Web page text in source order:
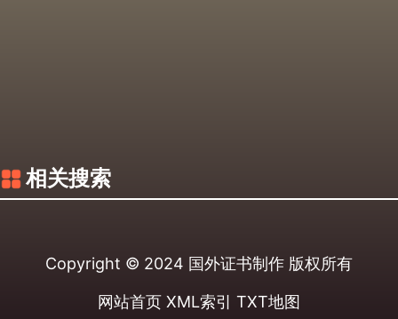
相关搜索
Copyright © 2024 国外证书制作 版权所有
网站首页 XML索引 TXT地图